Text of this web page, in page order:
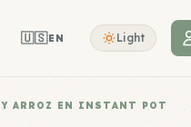
🇺🇸EN Light
Y ARROZ EN INSTANT POT